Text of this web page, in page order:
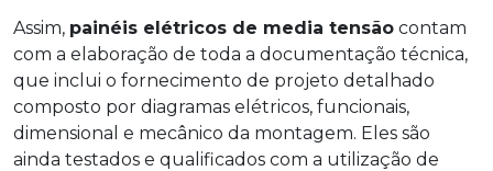
Assim, painéis elétricos de media tensão contam
com a elaboração de toda a documentação técnica,
que inclui o fornecimento de projeto detalhado
composto por diagramas elétricos, funcionais,
dimensional e mecânico da montagem. Eles são
ainda testados e qualificados com a utilização de